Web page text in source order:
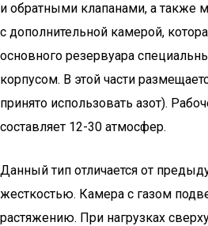
и обратными клапанами, а также
с дополнительной камерой,
основного резервуара
корпусом. В этой части
принято использовать азот).
составляет 12-30 атмосфер.
Данный тип отличается от
жесткостью. Камера с газом
растяжению. При нагрузках